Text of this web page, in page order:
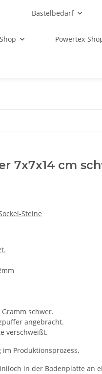
Bastelbedarf
Powertex-
7x7x14 cm
Steine
schwer.
angebracht.
verschweißt.
Produktionsprozess,
in der Bodenplatte an